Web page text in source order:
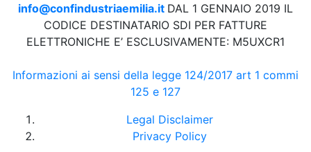
info@confindustriaemilia.it DAL 1 GENNAIO 2019 IL
CODICE DESTINATARIO SDI PER FATTURE
ELETTRONICHE E’ ESCLUSIVAMENTE: M5UXCR1
Informazioni ai sensi della legge 124/2017 art 1 commi
125 e 127
Legal Disclaimer
Privacy Policy